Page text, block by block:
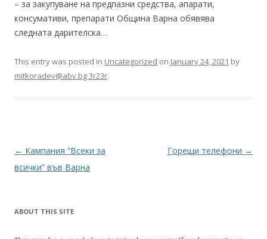
– за закупуване на предпазни средства, апарати,
консумативи, препарати Община Варна обявява
следната дарителска…
This entry was posted in Uncategorized on January 24, 2021 by
mitkoradev@abv.bg 3r23r.
Post
navigation
← Кампания “Всеки за
всички” във Варна
Горещи телефони →
ABOUT THIS SITE